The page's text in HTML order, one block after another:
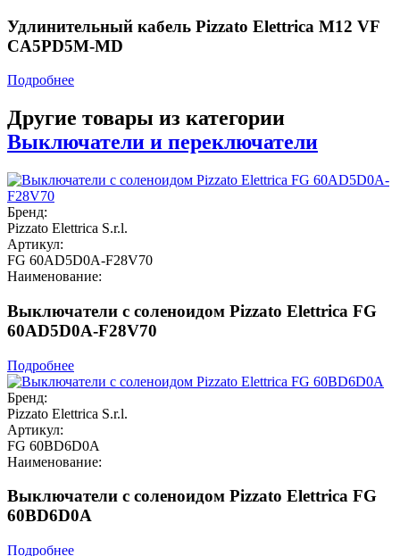
Удлинительный кабель Pizzato Elettrica M12 VF
CA5PD5M-MD
Подробнее
Другие товары из категории
Выключатели и переключатели
Бренд:
Pizzato Elettrica S.r.l.
Артикул:
FG 60AD5D0A-F28V70
Наименование:
Выключатели с соленоидом Pizzato Elettrica FG
60AD5D0A-F28V70
Подробнее
Бренд:
Pizzato Elettrica S.r.l.
Артикул:
FG 60BD6D0A
Наименование:
Выключатели с соленоидом Pizzato Elettrica FG
60BD6D0A
Подробнее